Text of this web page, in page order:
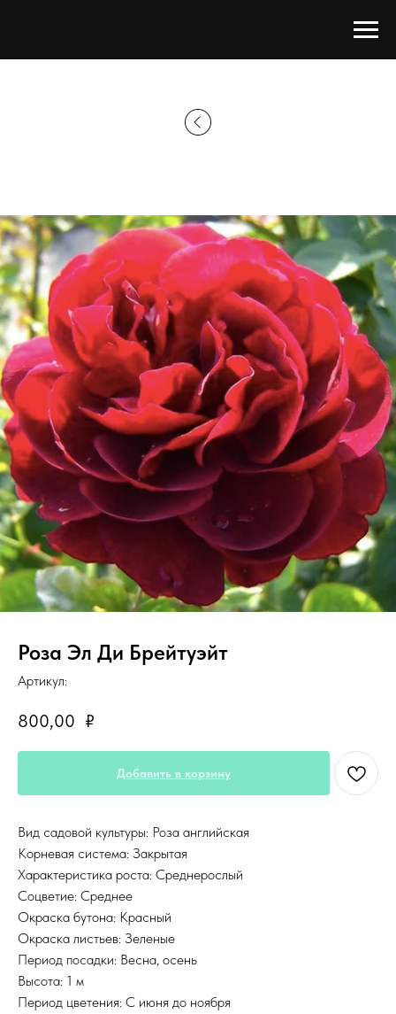
Роза Эл Ди Брейтуэйт
Артикул:
800,00 ₽
Добавить в корзину
Вид садовой культуры: Роза английская
Корневая система: Закрытая
Характеристика роста: Среднерослый
Соцветие: Среднее
Окраска бутона: Красный
Окраска листьев: Зеленые
Период посадки: Весна, осень
Высота: 1 м
Период цветения: С июня до ноября